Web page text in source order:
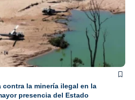
contra la minería ilegal en la
presencia del Estado